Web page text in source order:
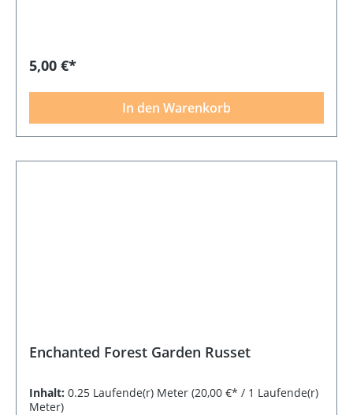
5,00 €*
In den Warenkorb
Enchanted Forest Garden Russet
Inhalt: 0.25 Laufende(r) Meter (20,00 €* / 1 Laufende(r)
Meter)